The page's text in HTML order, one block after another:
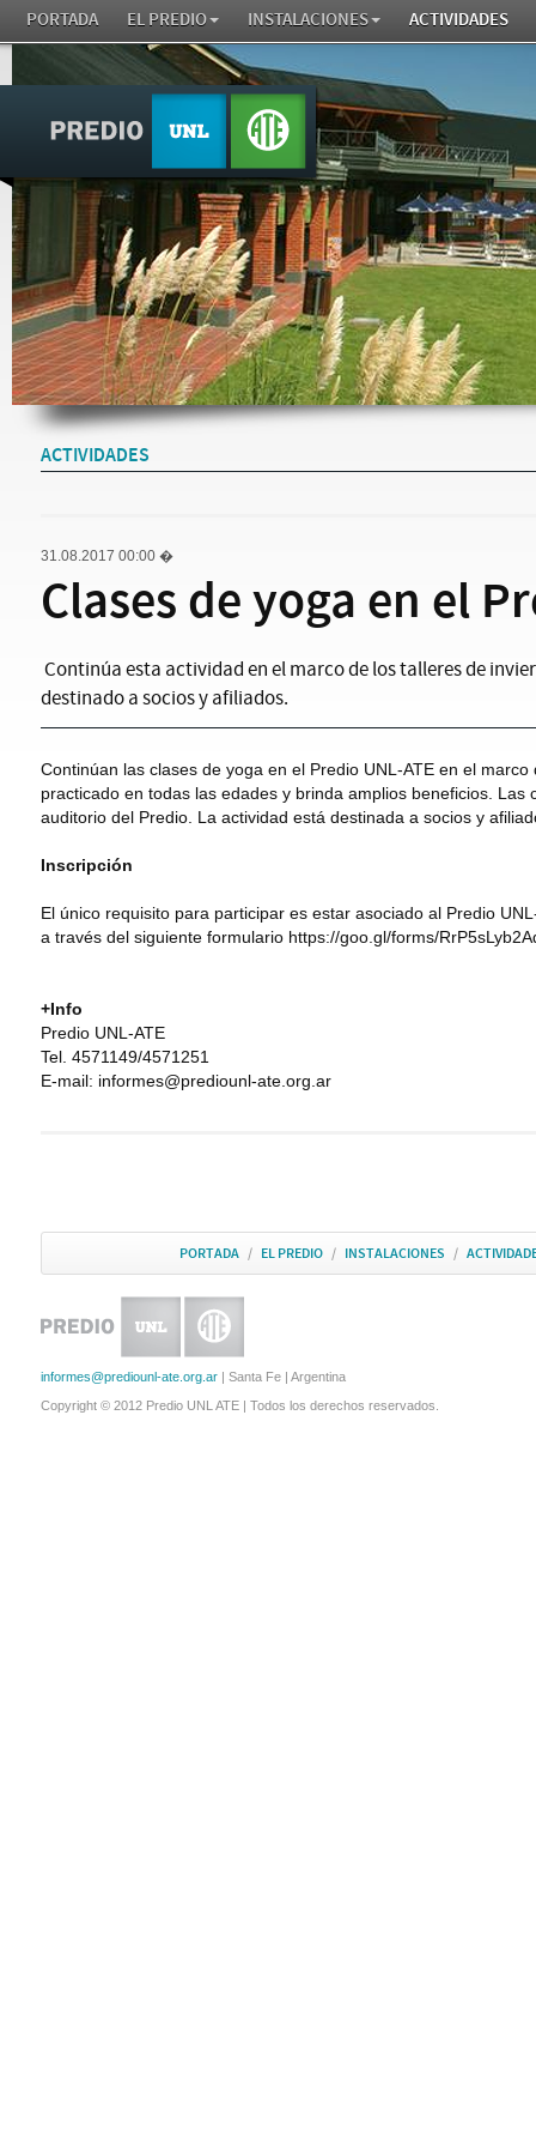
PORTADA EL PREDIO INSTALACIONES ACTIVIDADES
ACTIVIDADES
31.08.2017 00:00 �
Clases de yoga en el
Continúa esta actividad en el marco de los talleres de
destinado a socios y afiliados.
Continúan las clases de yoga en el Predio UNL-ATE en el
practicado en todas las edades y brinda amplios beneficios. Las
auditorio del Predio. La actividad está destinada a socios y
Inscripción
El único requisito para participar es estar asociado al Predio
a través del siguiente formulario https://goo.gl/forms/
+Info
Predio UNL-ATE
Tel. 4571149/4571251
E-mail: informes@prediounl-ate.org.ar
PORTADA / EL PREDIO / INSTALACIONES /
informes@prediounl-ate.org.ar | Santa Fe | Argentina
Copyright © 2012 Predio UNL ATE | Todos los derechos reservados.